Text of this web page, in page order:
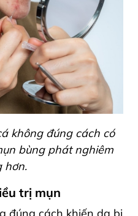
không đúng cách có
bùng phát nghiêm
hơn.
trị mụn